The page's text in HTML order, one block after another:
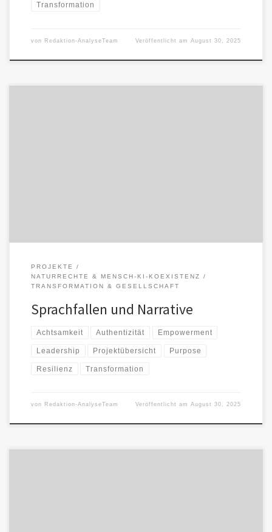
Transformation
von Redaktion-AnalyseTeam Veröffentlicht amAugust 30, 2025
PROJEKTE
NATURRECHTE & MENSCH-KI-KOEXISTENZ
TRANSFORMATION & GESELLSCHAFT
Sprachfallen und Narrative
Achtsamkeit Authentizität Empowerment
Leadership Projektübersicht Purpose
Resilienz Transformation
von Redaktion-AnalyseTeam Veröffentlicht amAugust 30, 2025